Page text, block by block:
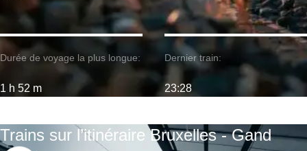
Durée de voyage la plus longue:
1 h 52 m
Dernier train:
23:28
Trains sur l’itinéraire Bruxelles - Gand